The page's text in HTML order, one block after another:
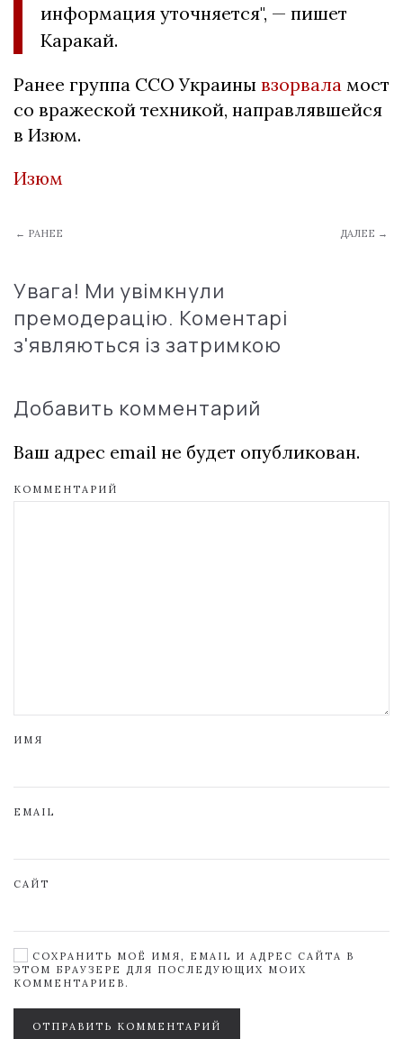
информация уточняется", — пишет
Каракай.
Ранее группа ССО Украины взорвала мост
со вражеской техникой, направлявшейся
в Изюм.
Изюм
← РАНЕЕ ДАЛЕЕ →
Увага! Ми увімкнули
премодерацію. Коментарі
з'являються із затримкою
Добавить комментарий
Ваш адрес email не будет опубликован.
КОММЕНТАРИЙ
ИМЯ
EMAIL
САЙТ
СОХРАНИТЬ МОЁ ИМЯ, EMAIL И АДРЕС САЙТА В
ЭТОМ БРАУЗЕРЕ ДЛЯ ПОСЛЕДУЮЩИХ МОИХ
КОММЕНТАРИЕВ.
ОТПРАВИТЬ КОММЕНТАРИЙ